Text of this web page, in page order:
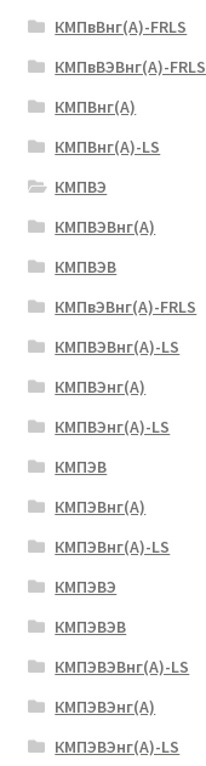
КМПвВнг(А)-FRLS
КМПвВЭВнг(А)-FRLS
КМПВнг(А)
КМПВнг(А)-LS
КМПВЭ
КМПВЭBнг(А)
КМПВЭВ
КМПвЭВнг(А)-FRLS
КМПВЭВнг(А)-LS
КМПВЭнг(А)
КМПВЭнг(А)-LS
КМПЭВ
КМПЭВнг(А)
КМПЭВнг(А)-LS
КМПЭВЭ
КМПЭВЭВ
КМПЭВЭВнг(А)-LS
КМПЭВЭнг(А)
КМПЭВЭнг(А)-LS